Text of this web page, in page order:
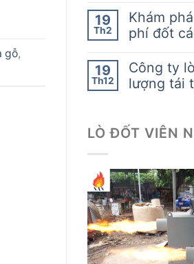
gỗ,
19
Th2
Khám
phí đốt
19
Th12
Công ty
lượng tái
LÒ ĐỐT VIÊN